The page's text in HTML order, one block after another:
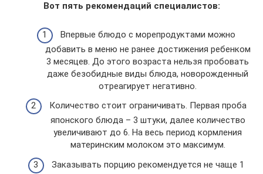
Вот пять рекомендаций специалистов:
Впервые блюдо с морепродуктами можно
добавить в меню не ранее достижения ребенком
3 месяцев. До этого возраста нельзя пробовать
даже безобидные виды блюда, новорожденный
отреагирует негативно.
Количество стоит ограничивать. Первая проба
японского блюда – 3 штуки, далее количество
увеличивают до 6. На весь период кормления
материнским молоком это максимум.
Заказывать порцию рекомендуется не чаще 1